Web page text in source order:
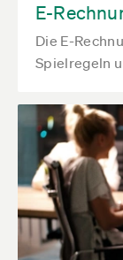
E-
Die E-
Spielregeln